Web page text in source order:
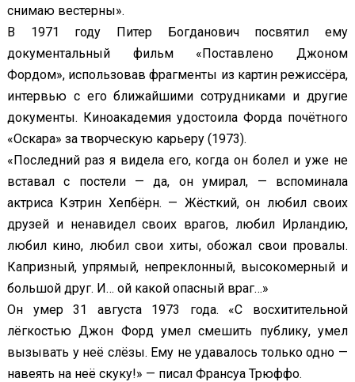
снимаю вестерны».
В 1971 году Питер Богданович посвятил ему
документальный фильм «Поставлено Джоном
Фордом», использовав фрагменты из картин режиссёра,
интервью с его ближайшими сотрудниками и другие
документы. Киноакадемия удостоила Форда почётного
«Оскара» за творческую карьеру (1973).
«Последний раз я видела его, когда он болел и уже не
вставал с постели — да, он умирал, — вспоминала
актриса Кэтрин Хепбёрн. — Жёсткий, он любил своих
друзей и ненавидел своих врагов, любил Ирландию,
любил кино, любил свои хиты, обожал свои провалы.
Капризный, упрямый, непреклонный, высокомерный и
большой друг. И… ой какой опасный враг…»
Он умер 31 августа 1973 года. «С восхитительной
лёгкостью Джон Форд умел смешить публику, умел
вызывать у неё слёзы. Ему не удавалось только одно —
навеять на неё скуку!» — писал Франсуа Трюффо.